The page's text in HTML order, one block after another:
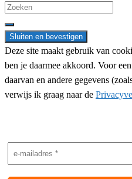
Search
for:
Deze site maakt gebruik van
ben je daarmee akkoord. Voor
daarvan en andere gegevens
verwijs ik graag naar de